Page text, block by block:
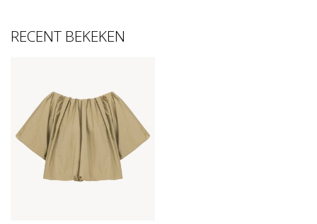
RECENT BEKEKEN